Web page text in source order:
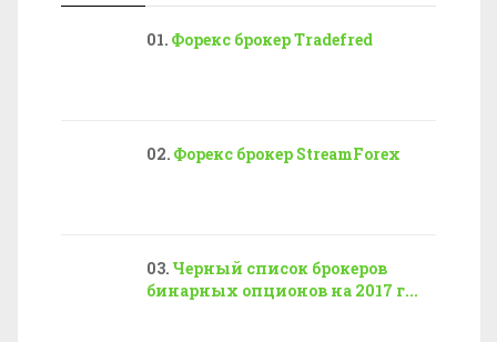
Форекс брокер Tradefred
Форекс брокер StreamForex
Черный список брокеров
бинарных опционов на 2017 г...